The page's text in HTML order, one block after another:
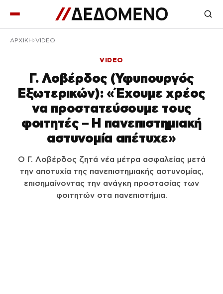
ΑΡΧΙΚΉ VIDEO
VIDEO
Γ. Λοβέρδος (Υφυπουργός
Εξωτερικών): «Έχουμε χρέος
να προστατεύσουμε τους
φοιτητές – Η πανεπιστημιακή
αστυνομία απέτυχε»
Ο Γ. Λοβέρδος ζητά νέα μέτρα ασφαλείας μετά
την αποτυχία της πανεπιστημιακής αστυνομίας,
επισημαίνοντας την ανάγκη προστασίας των
φοιτητών στα πανεπιστήμια.